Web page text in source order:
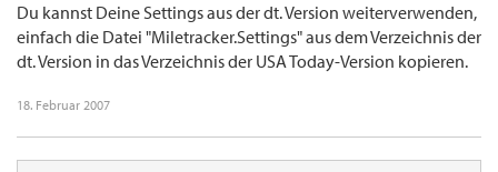
Du kannst Deine Settings aus der dt. Version weiterverwenden,
einfach die Datei "Miletracker.Settings" aus dem Verzeichnis der
dt. Version in das Verzeichnis der USA Today-Version kopieren.
18. Februar 2007